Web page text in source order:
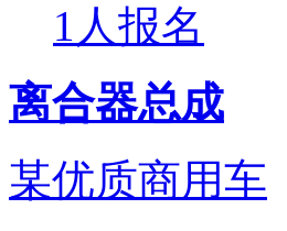
1人报名
离合器总成
某优质商用车